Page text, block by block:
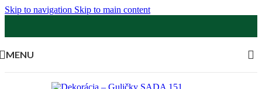
Skip to navigation Skip to main content
MENU